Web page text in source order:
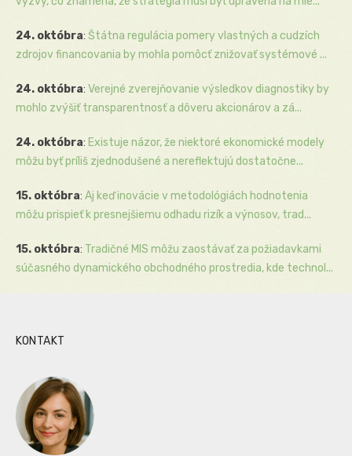
24. októbra: Štátna regulácia pomery vlastných a cudzích
zdrojov financovania by mohla pomôcť znižovať systémové ...
24. októbra: Verejné zverejňovanie výsledkov diagnostiky by
mohlo zvýšiť transparentnosť a dôveru akcionárov a zá...
24. októbra: Existuje názor, že niektoré ekonomické modely
môžu byť príliš zjednodušené a nereflektujú dostatočne...
15. októbra: Aj keď inovácie v metodológiách hodnotenia
môžu prispieť k presnejšiemu odhadu rizík a výnosov, trad...
15. októbra: Tradičné MIS môžu zaostávať za požiadavkami
súčasného dynamického obchodného prostredia, kde technol...
KONTAKT